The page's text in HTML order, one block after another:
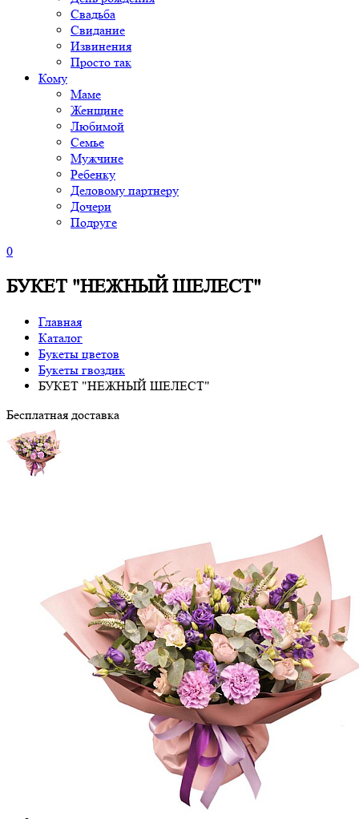
Свадьба
Свидание
Извинения
Просто так
Кому
Маме
Женщине
Любимой
Семье
Мужчине
Ребенку
Деловому партнеру
Дочери
Подруге
0
БУКЕТ "НЕЖНЫЙ ШЕЛЕСТ"
Главная
Каталог
Букеты цветов
Букеты гвоздик
БУКЕТ "НЕЖНЫЙ ШЕЛЕСТ"
Бесплатная доставка